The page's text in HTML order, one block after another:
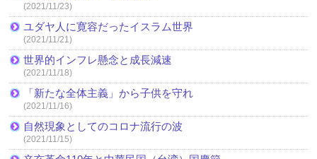
(2021/11/23)
ユダヤ人に寛容だったイスラム世界
(2021/11/21)
世界的インフレ懸念と成長減速
(2021/11/18)
「新たな全体主義」から子供を守れ
(2021/11/16)
自然現象としてのコロナ流行の波
(2021/11/15)